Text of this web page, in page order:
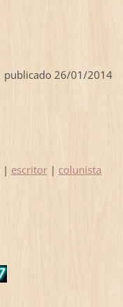
publicado 26/01/2014
| escritor | colunista